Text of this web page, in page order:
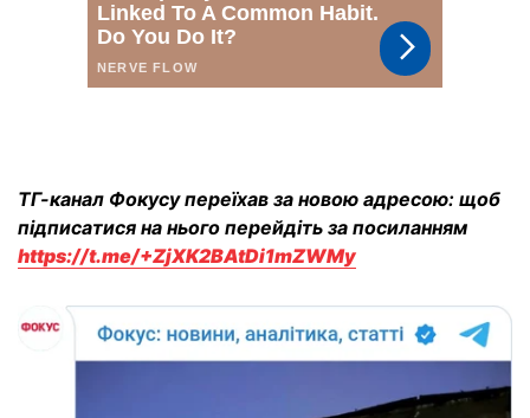
ТГ-канал Фокусу переїхав за новою адресою: щоб
підписатися на нього перейдіть за посиланням
https://t.me/+ZjXK2BAtDi1mZWMy